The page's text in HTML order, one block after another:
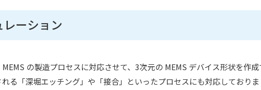
ーション
の製造プロセスに対応させて、3次元の MEMS デバイス形状を作成
る「深堀エッチング」や「接合」といったプロセスにも対応しておりま